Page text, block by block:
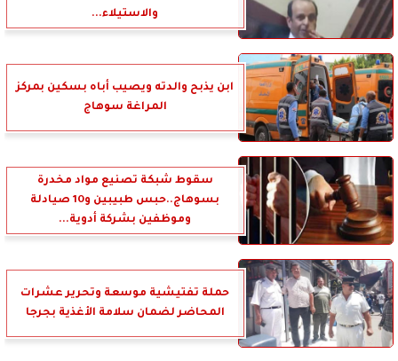
والاستيلاء...
ابن يذبح والدته ويصيب أباه بسكين بمركز
المراغة سوهاج
سقوط شبكة تصنيع مواد مخدرة
بسوهاج..حبس طبيبين و10 صيادلة
وموظفين بشركة أدوية...
حملة تفتيشية موسعة وتحرير عشرات
المحاضر لضمان سلامة الأغذية بجرجا